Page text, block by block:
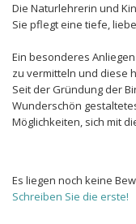
Die Naturlehrerin und
Sie pflegt eine tiefe,
Ein besonderes
zu vermitteln und diese
Seit der Gründung der
Wunderschön
Möglichkeiten, sich mit
Es liegen noch keine
Schreiben Sie die erste!